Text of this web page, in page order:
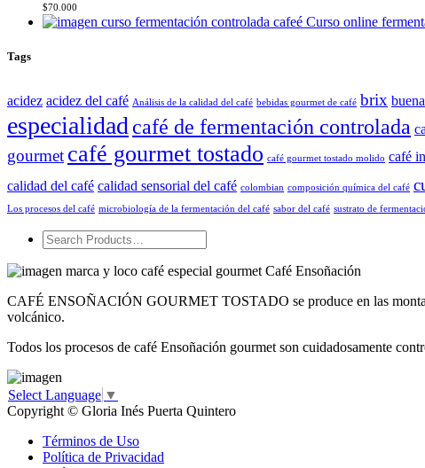
$70.000
Curso online
Tags
acidez acidez del café Análisis de la calidad del café bebidas gourmet de café brix
especialidadcafé de fermentación controlada
gourmet café gourmet tostado café gourmet tostado molido café
calidad del café calidad sensorial del café colombian composición química del café
Los procesos del café microbiología de la fermentación del café sabor del café sustrato de
CAFÉ ENSOÑACIÓN GOURMET TOSTADO se produce en las
volcánico.
Todos los procesos de café Ensoñación gourmet son cuidadosamente
Select Language ▼
Copyright © Gloria Inés Puerta Quintero
Términos de Uso
Política de Privacidad